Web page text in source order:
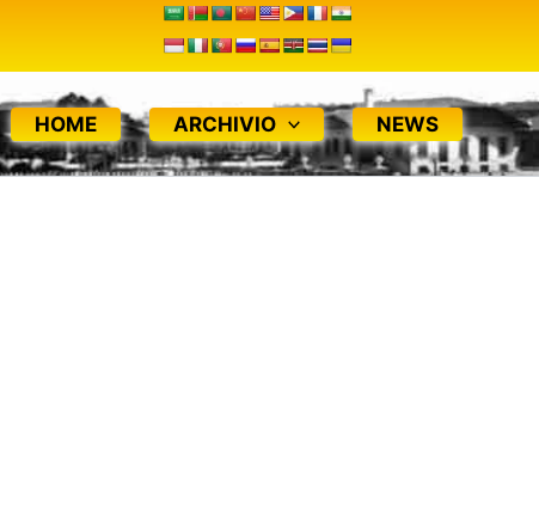
HOME ARCHIVIO NEWS